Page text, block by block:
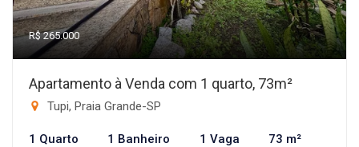
R$ 265.000
Apartamento à Venda com 1 quarto, 73m²
Tupi, Praia Grande-SP
1 Quarto 1 Banheiro 1 Vaga 73 m²